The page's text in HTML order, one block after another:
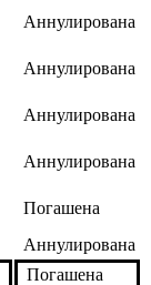
Аннулирована
Аннулирована
Аннулирована
Аннулирована
Погашена
Аннулирована
Погашена